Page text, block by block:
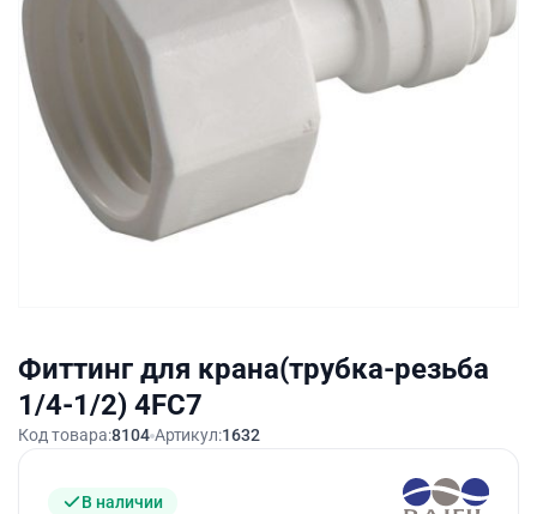
Фиттинг для крана(трубка-резьба
1/4-1/2) 4FC7
Код товара:8104 Артикул:1632
В наличии